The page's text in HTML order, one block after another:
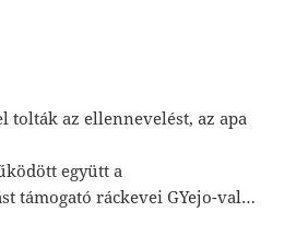
tolták az ellennevelést, az apa
együtt a
támogató ráckevei GYejo-val…